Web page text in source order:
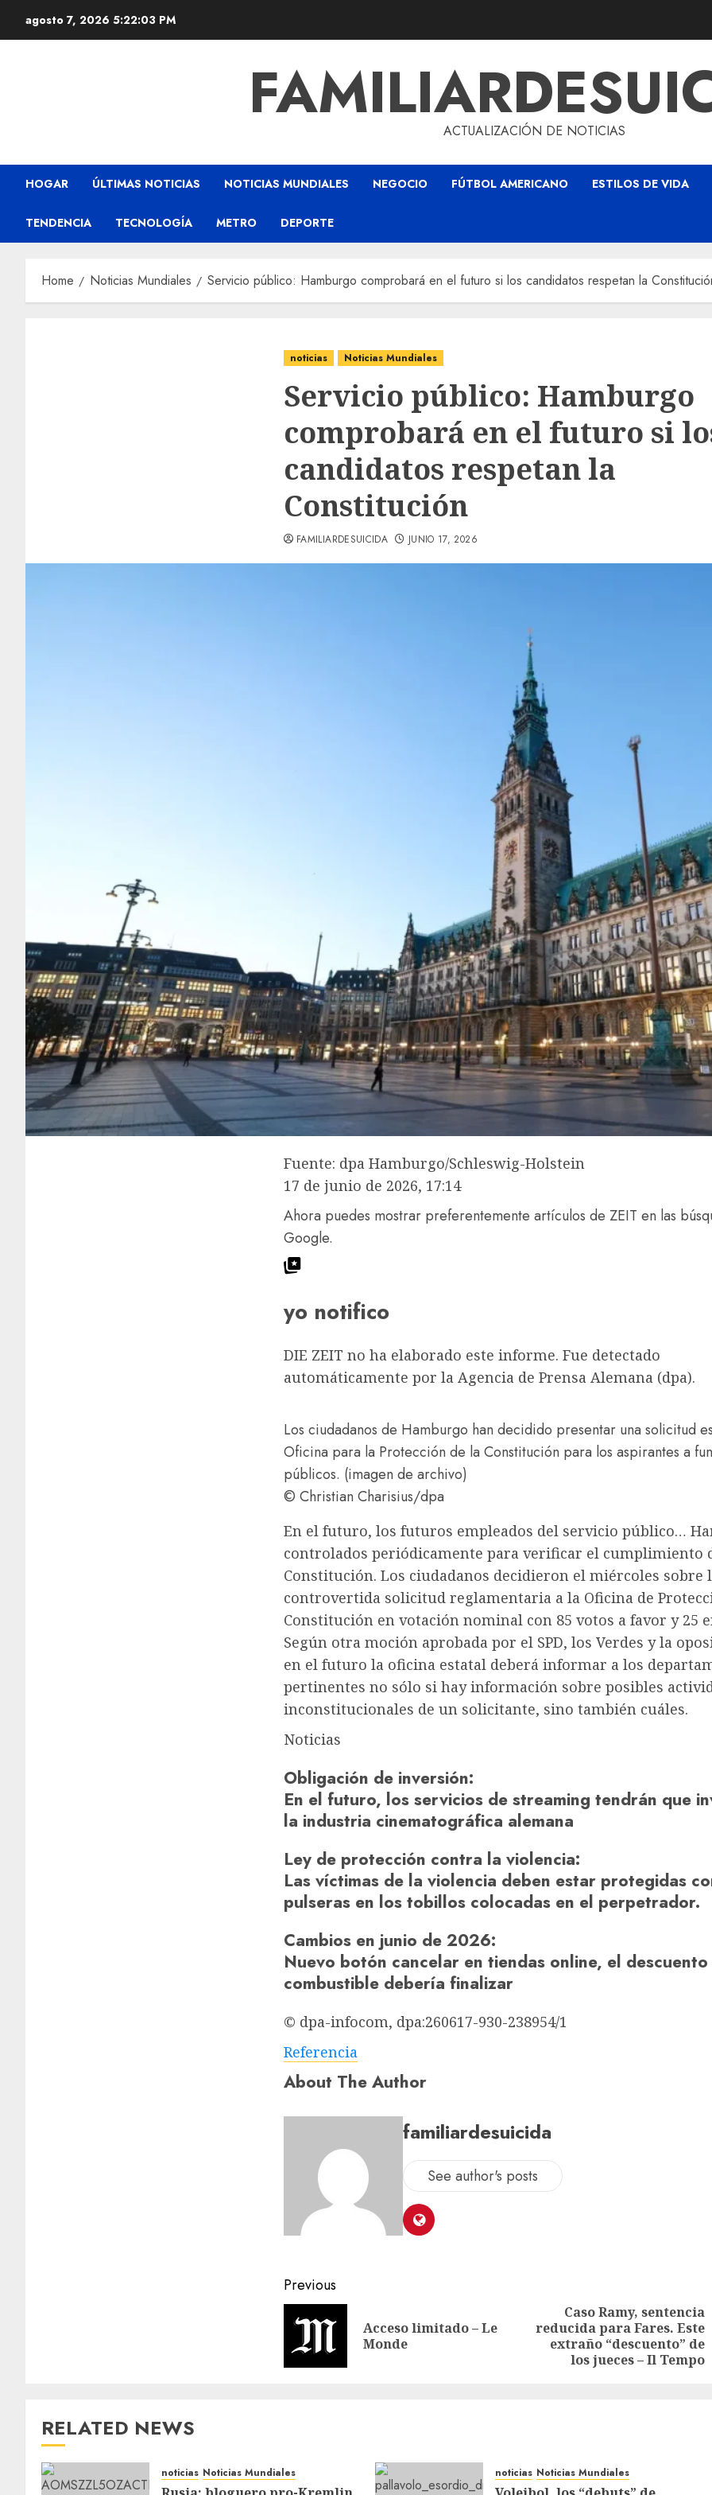
agosto 7, 2026 5:22:04 PM
ACTUALIZACIÓN DE NOTICIAS
HOGAR ÚLTIMAS NOTICIAS NOTICIAS MUNDIALES NEGOCIO FÚTBOL AMERICANO ESTILOS DE VIDA
TENDENCIA TECNOLOGÍA METRO DEPORTE
Home Noticias Mundiales Servicio público: Hamburgo comprobará en el futuro si los candidatos respetan la
noticias Noticias Mundiales
Servicio público: Hamburgo
comprobará en el futuro si
candidatos respetan la
Constitución
FAMILIARDESUICIDA JUNIO 17, 2026
Fuente: dpa Hamburgo/Schleswig-Holstein
17 de junio de 2026, 17:14
Ahora puedes mostrar preferentemente artículos de ZEIT en las
Google.
yo notifico
DIE ZEIT no ha elaborado este informe. Fue detectado
automáticamente por la Agencia de Prensa Alemana (dpa).
Los ciudadanos de Hamburgo han decidido presentar una solicitud
Oficina para la Protección de la Constitución para los aspirantes a
públicos. (imagen de archivo)
© Christian Charisius/​dpa
En el futuro, los futuros empleados del servicio público…
controlados periódicamente para verificar el cumplimiento
Constitución. Los ciudadanos decidieron el miércoles sobre
controvertida solicitud reglamentaria a la Oficina de
Constitución en votación nominal con 85 votos a favor y 25
Según otra moción aprobada por el SPD, los Verdes y la
en el futuro la oficina estatal deberá informar a los
pertinentes no sólo si hay información sobre posibles
inconstitucionales de un solicitante, sino también cuáles.
Noticias
Obligación de inversión:
En el futuro, los servicios de streaming tendrán que
la industria cinematográfica alemana
Ley de protección contra la violencia:
Las víctimas de la violencia deben estar protegidas
pulseras en los tobillos colocadas en el perpetrador.
Cambios en junio de 2026:
Nuevo botón cancelar en tiendas online, el descuento
combustible debería finalizar
© dpa-infocom, dpa:260617-930-238954/1
Referencia
About The Author
familiardesuicida
See author's posts
Previous
Acceso limitado – Le
Monde
Caso Ramy, sentencia
reducida para Fares. Este
extraño “descuento” de
los jueces – Il Tempo
RELATED NEWS
noticias Noticias Mundiales noticias Noticias Mundiales